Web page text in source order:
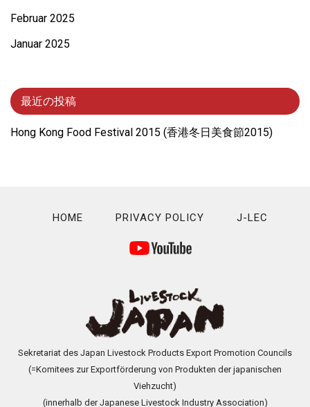
Februar 2025
Januar 2025
最近の投稿
Hong Kong Food Festival 2015 (⾹港冬⽇美⾷節2015)
HOME PRIVACY POLICY J-LEC
Sekretariat des Japan Livestock Products Export Promotion Councils
(=Komitees zur Exportförderung von Produkten der japanischen
Viehzucht)
(innerhalb der Japanese Livestock Industry Association)